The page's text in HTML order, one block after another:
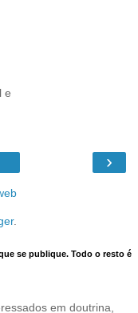
e
›
.
se publique. Todo o resto é
em doutrina,